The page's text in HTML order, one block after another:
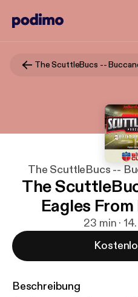
The ScuttleBucs --
The
Eagles
23 min ·
Beschreibung